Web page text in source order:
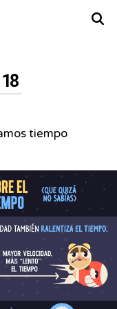
18
tiempo